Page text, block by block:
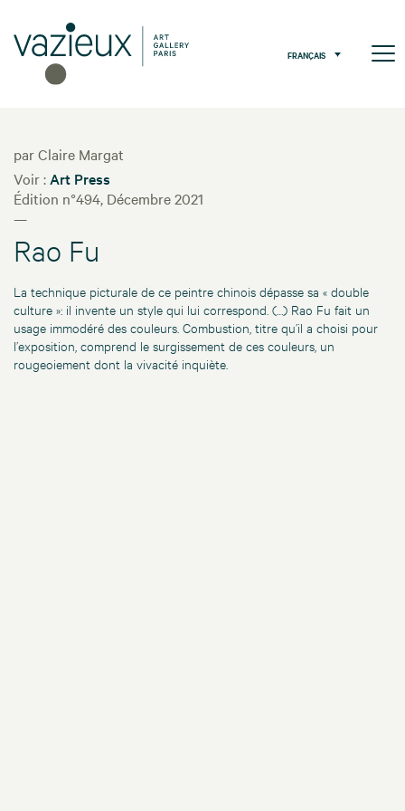
FRANÇAIS
par Claire Margat
Voir : Art Press
Édition n°494, Décembre 2021
—
Rao Fu
La technique picturale de ce peintre chinois dépasse sa « double
culture »: il invente un style qui lui correspond. (…) Rao Fu fait un
usage immodéré des couleurs. Combustion, titre qu’il a choisi pour
l’exposition, comprend le surgissement de ces couleurs, un
rougeoiement dont la vivacité inquiète.